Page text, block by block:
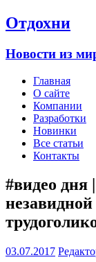
Отдохни
Новости из
Главная
О сайте
Компании
Разработки
Новинки
Все статьи
Контакты
#видео дня
незавидной
03.07.2017